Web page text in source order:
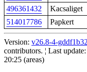
496361432
Kacsaliget
514017786
Papkert
Version: v26.8-4-
contributors. ¦ Last
20:25 (areas)